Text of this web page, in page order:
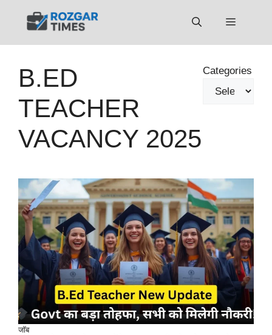
Menu
B.ED
TEACHER
VACANCY 2025
Categories
जॉब